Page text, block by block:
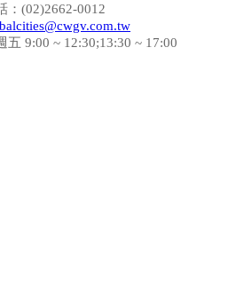
：(02)2662-0012
五 9:00 ~ 12:30;13:30 ~ 17:00